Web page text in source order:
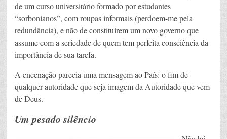
de um curso universitário formado por estudantes
“sorbonianos”, com roupas informais (perdoem-me pela
redundância), e não de constituírem um novo governo que
assume com a seriedade de quem tem perfeita consciência da
importância de sua tarefa.
A encenação parecia uma mensagem ao País: o fim de
qualquer autoridade que seja imagem da Autoridade que vem
de Deus.
Um pesado silêncio